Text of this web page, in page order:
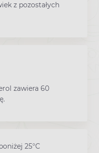
z pozostałych
zawiera 60
25°C